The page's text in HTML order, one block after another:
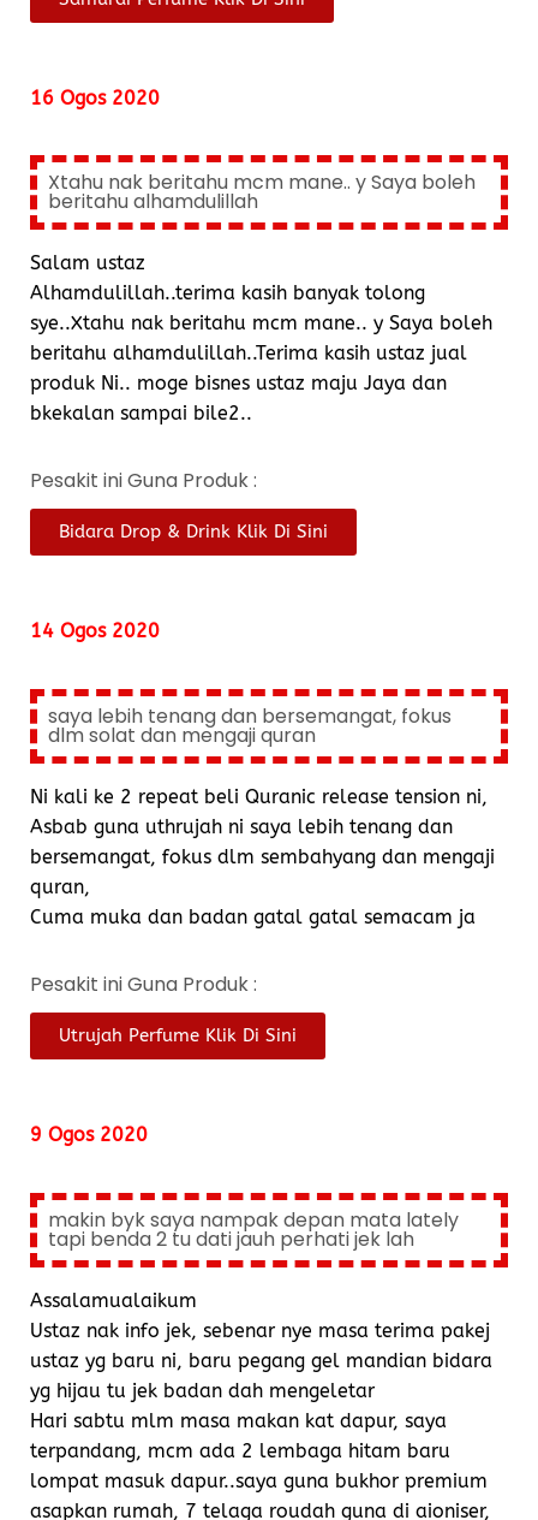
16 Ogos 2020
Xtahu nak beritahu mcm mane.. y Saya boleh
beritahu alhamdulillah
Salam ustaz
Alhamdulillah..terima kasih banyak tolong
sye..Xtahu nak beritahu mcm mane.. y Saya boleh
beritahu alhamdulillah..Terima kasih ustaz jual
produk Ni.. moge bisnes ustaz maju Jaya dan
bkekalan sampai bile2..
Pesakit ini Guna Produk :
Bidara Drop & Drink Klik Di Sini
14 Ogos 2020
saya lebih tenang dan bersemangat, fokus
dlm solat dan mengaji quran
Ni kali ke 2 repeat beli Quranic release tension ni,
Asbab guna uthrujah ni saya lebih tenang dan
bersemangat, fokus dlm sembahyang dan mengaji
quran,
Cuma muka dan badan gatal gatal semacam ja
Pesakit ini Guna Produk :
Utrujah Perfume Klik Di Sini
9 Ogos 2020
makin byk saya nampak depan mata lately
tapi benda 2 tu dati jauh perhati jek lah
Assalamualaikum
Ustaz nak info jek, sebenar nye masa terima pakej
ustaz yg baru ni, baru pegang gel mandian bidara
yg hijau tu jek badan dah mengeletar
Hari sabtu mlm masa makan kat dapur, saya
terpandang, mcm ada 2 lembaga hitam baru
lompat masuk dapur..saya guna bukhor premium
asapkan rumah, 7 telaga roudah guna di aioniser,